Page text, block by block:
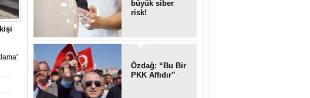
büyük siber
risk!
Özdağ: “Bu Bir
PKK Affıdır”